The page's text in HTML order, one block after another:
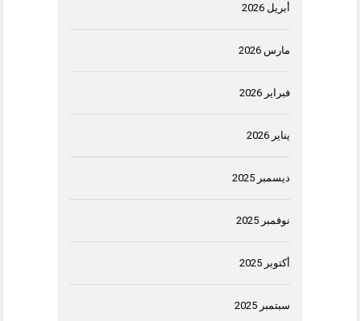
أبريل 2026
مارس 2026
فبراير 2026
يناير 2026
ديسمبر 2025
نوفمبر 2025
أكتوبر 2025
سبتمبر 2025